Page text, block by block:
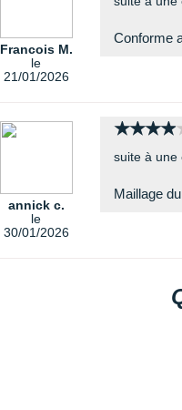
Francois M.
le
21/01/2026
Conforme
annick c.
le
30/01/2026
suite à une
Maillage